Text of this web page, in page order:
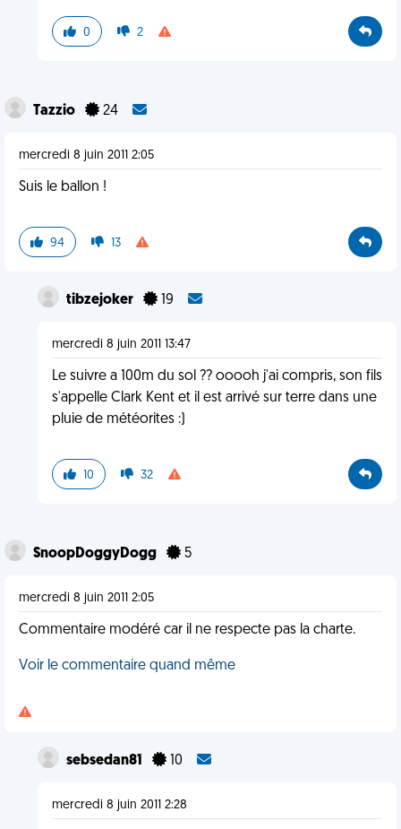
0 2
Tazzio 24
mercredi 8 juin 2011 2:05
Suis le ballon !
94 13
tibzejoker 19
mercredi 8 juin 2011 13:47
Le suivre a 100m du sol ?? ooooh j'ai compris, son fils
s'appelle Clark Kent et il est arrivé sur terre dans une
pluie de météorites :)
10 32
SnoopDoggyDogg 5
mercredi 8 juin 2011 2:05
Commentaire modéré car il ne respecte pas la charte.
Voir le commentaire quand même
sebsedan81 10
mercredi 8 juin 2011 2:28